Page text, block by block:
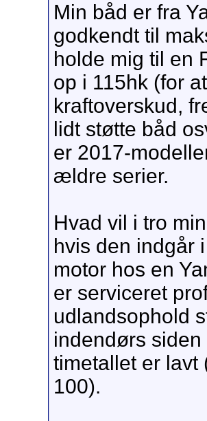
Min båd er fra
godkendt til
holde mig til en
op i 115hk (for
kraftoverskud,
lidt støtte båd
er 2017-
ældre serier.
Hvad vil i tro
hvis den indgår
motor hos en
er serviceret
udlandsophold
indendørs
timetallet er lavt
100).